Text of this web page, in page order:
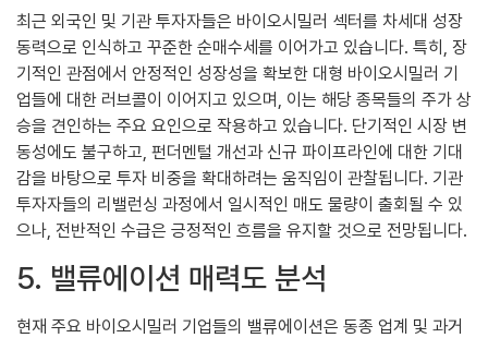
최근 외국인 및 기관 투자자들은 바이오시밀러 섹터를 차세대 성장
동력으로 인식하고 꾸준한 순매수세를 이어가고 있습니다. 특히, 장
기적인 관점에서 안정적인 성장성을 확보한 대형 바이오시밀러 기
업들에 대한 러브콜이 이어지고 있으며, 이는 해당 종목들의 주가 상
승을 견인하는 주요 요인으로 작용하고 있습니다. 단기적인 시장 변
동성에도 불구하고, 펀더멘털 개선과 신규 파이프라인에 대한 기대
감을 바탕으로 투자 비중을 확대하려는 움직임이 관찰됩니다. 기관
투자자들의 리밸런싱 과정에서 일시적인 매도 물량이 출회될 수 있
으나, 전반적인 수급은 긍정적인 흐름을 유지할 것으로 전망됩니다.
5. 밸류에이션 매력도 분석
현재 주요 바이오시밀러 기업들의 밸류에이션은 동종 업계 및 과거